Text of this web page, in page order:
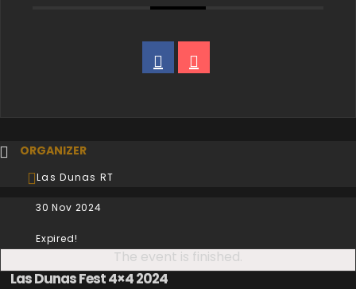
ORGANIZER
Las Dunas RT
30 Nov 2024
Expired!
The event is finished.
Las Dunas Fest 4×4 2024